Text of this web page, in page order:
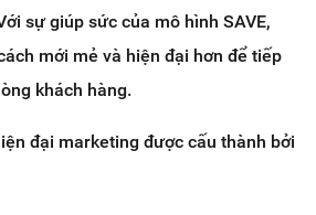
sự giúp sức của mô hình SAVE,
mới mẻ và hiện đại hơn để tiếp
khách hàng.
đại marketing được cấu thành bởi